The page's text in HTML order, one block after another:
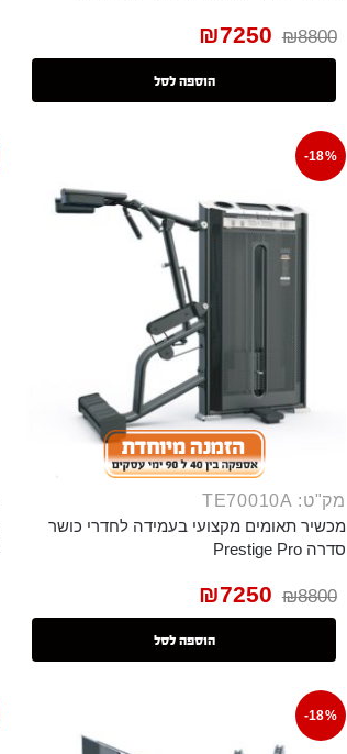
₪8800
₪7250
הוספה לסל
-18%
מק"ט: TE70010A
מכשיר תאומים מקצועי בעמידה לחדרי כושר
סדרה Prestige Pro
₪8800
₪7250
הוספה לסל
-18%